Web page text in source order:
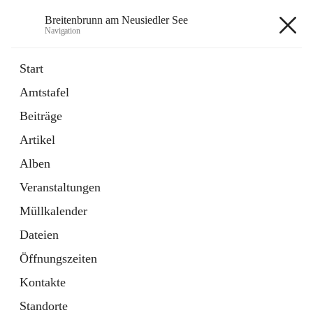
Breitenbrunn am Neusiedler See
Navigation
Start
Amtstafel
Beiträge
Artikel
Alben
Veranstaltungen
Müllkalender
Dateien
Öffnungszeiten
Kontakte
Standorte
18 Schnellzugriffe
Gemeindeservice